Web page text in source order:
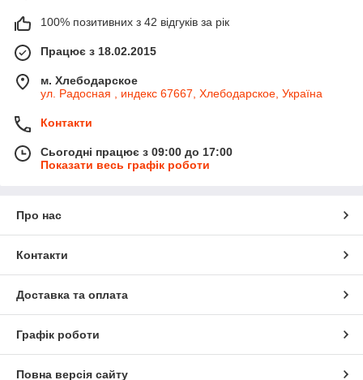
100% позитивних з 42 відгуків за рік
Працює з 18.02.2015
м. Хлебодарское
ул. Радосная , индекс 67667, Хлебодарское, Україна
Контакти
Сьогодні працює з 09:00 до 17:00
Показати весь графік роботи
Про нас
Контакти
Доставка та оплата
Графік роботи
Повна версія сайту